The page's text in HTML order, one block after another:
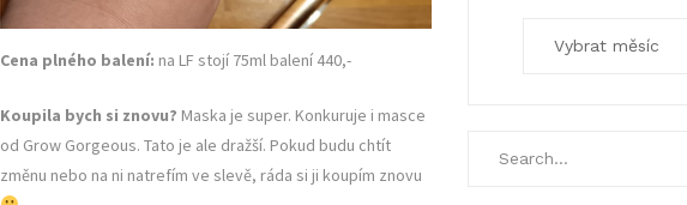
Cena plného balení: na LF stojí 75ml balení 440,-
Koupila bych si znovu? Maska je super. Konkuruje i masce
od Grow Gorgeous. Tato je ale dražší. Pokud budu chtít
změnu nebo na ni natrefím ve slevě, ráda si ji koupím znovu